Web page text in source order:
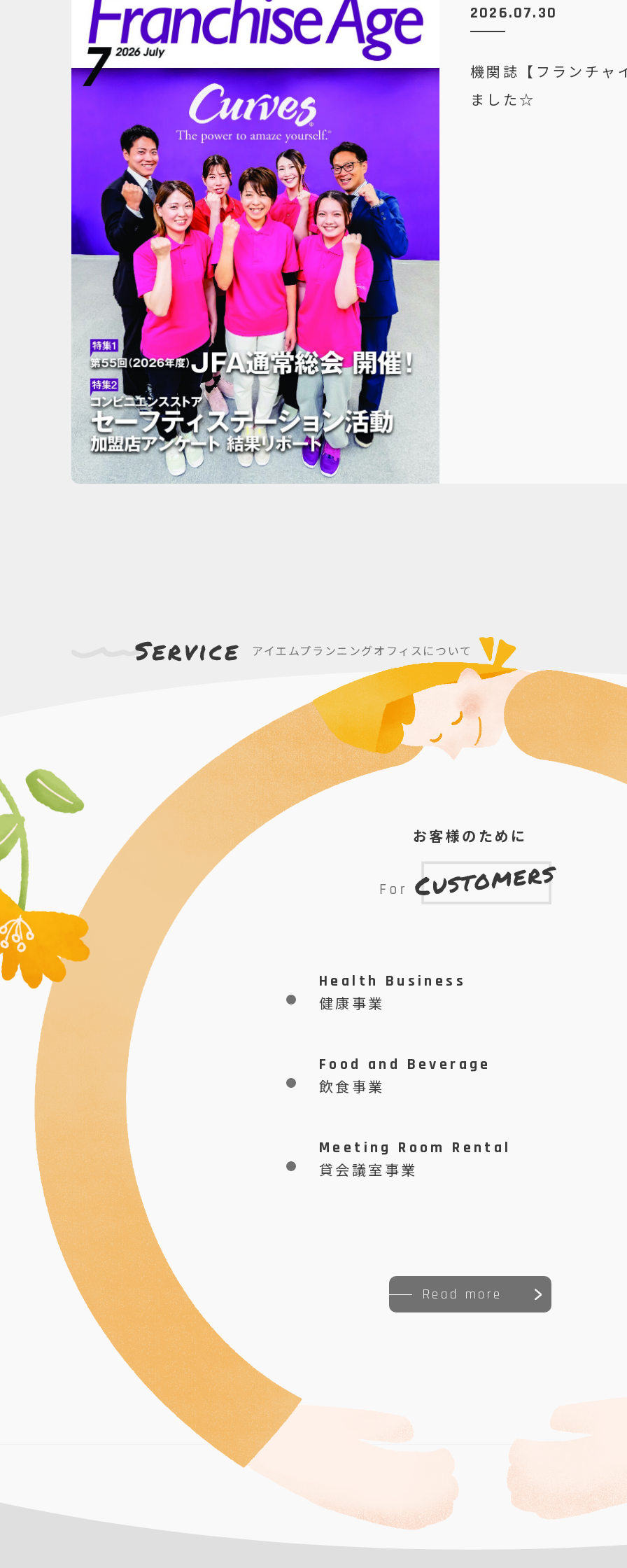
2026.07.30
機関誌【フランチャ
ました☆
アイエムプランニングオフィスについて
お客様のために
Health Business
健康事業
Food and Beverage
飲食事業
Meeting Room Rental
貸会議室事業
Read more